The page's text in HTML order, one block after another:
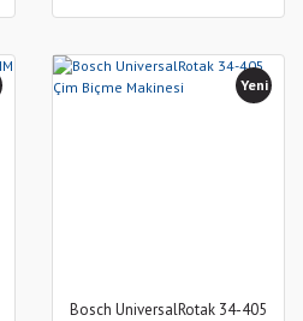
Yeni
Bosch UniversalRotak 34-405